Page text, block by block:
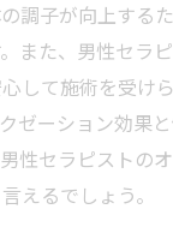
調子が向上する
また、男性セラ
して施術を受け
ゼーション効果
性セラピストの
えるでしょう。